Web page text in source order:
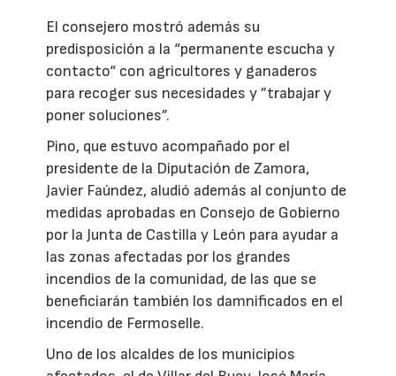
El consejero mostró además su
predisposición a la “permanente escucha y
contacto“ con agricultores y ganaderos
para recoger sus necesidades y ”trabajar y
poner soluciones”.
Pino, que estuvo acompañado por el
presidente de la Diputación de Zamora,
Javier Faúndez, aludió además al conjunto de
medidas aprobadas en Consejo de Gobierno
por la Junta de Castilla y León para ayudar a
las zonas afectadas por los grandes
incendios de la comunidad, de las que se
beneficiarán también los damnificados en el
incendio de Fermoselle.
Uno de los alcaldes de los municipios